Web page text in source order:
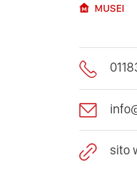
MUSEI
sito